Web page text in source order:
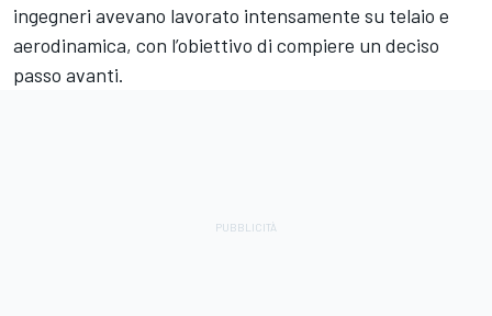
ingegneri avevano lavorato intensamente su telaio e
aerodinamica, con l’obiettivo di compiere un deciso
passo avanti.